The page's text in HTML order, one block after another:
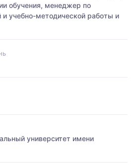
обучения, менеджер по
и учебно-методической работы и
университет имени